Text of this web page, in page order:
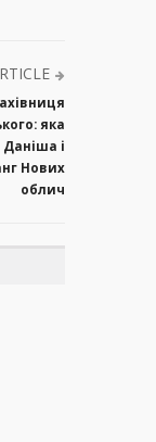
яка
Даніша і
Нових
облич